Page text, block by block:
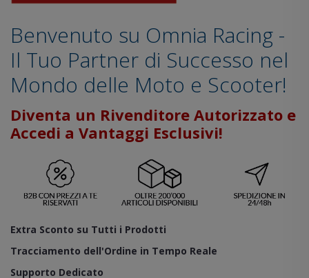
Benvenuto su Omnia Racing -
Il Tuo Partner di Successo nel
Mondo delle Moto e Scooter!
Diventa un Rivenditore Autorizzato e
Accedi a Vantaggi Esclusivi!
Extra Sconto su Tutti i Prodotti
Tracciamento dell'Ordine in Tempo Reale
Supporto Dedicato